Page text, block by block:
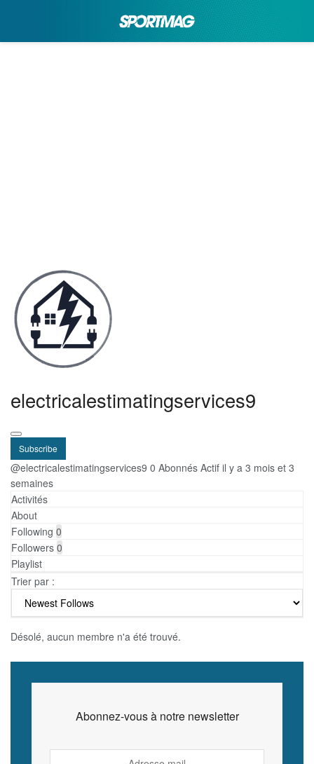
electricalestimatingservices9
Subscribe
@electricalestimatingservices9 0 Abonnés Actif il y a 3 mois et 3
semaines
Activités
About
Following 0
Followers 0
Playlist
Trier par :
Désolé, aucun membre n'a été trouvé.
Abonnez-vous à notre newsletter